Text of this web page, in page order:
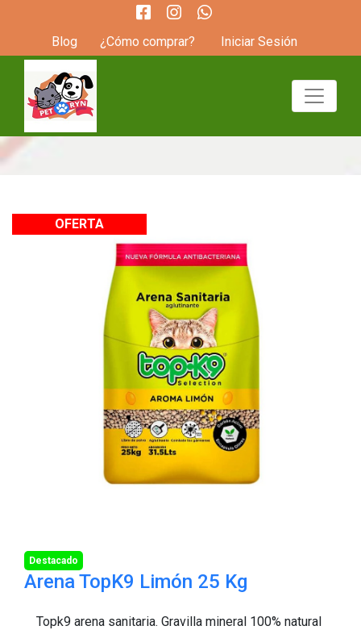
Blog ¿Cómo comprar? Iniciar Sesión
OFERTA
Destacado
Arena TopK9 Limón 25 Kg
Topk9 arena sanitaria. Gravilla mineral 100% natural